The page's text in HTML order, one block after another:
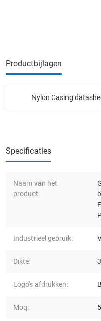
Productbijlagen
Nylon Casing
Specificaties
Naam van het
product:
Industrieel gebruik:
Dikte:
Logo's afdrukken:
Moq: